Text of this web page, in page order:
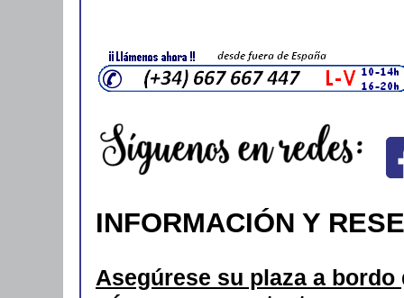
INFORMACIÓN Y
Asegúrese su plaza a bordo